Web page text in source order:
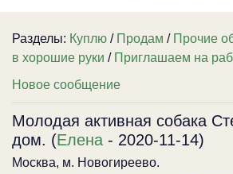
Разделы: Куплю / Продам / Прочие
в хорошие руки / Приглашаем на
Новое сообщение
Молодая активная собака
дом. (Елена - 2020-11-14)
Москва, м. Новогиреево.